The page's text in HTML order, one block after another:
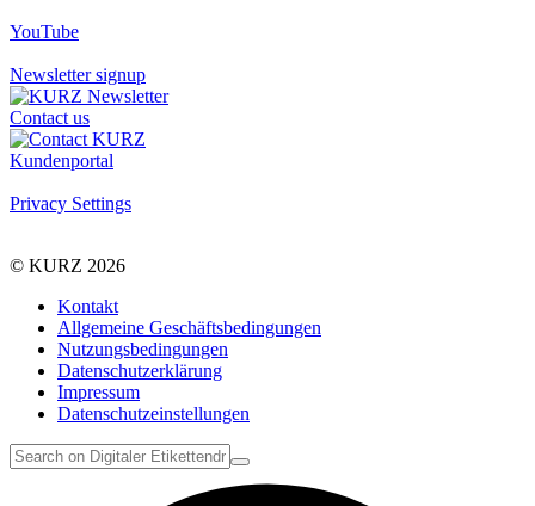
YouTube
Newsletter signup
Contact us
Kundenportal
Privacy Settings
© KURZ 2026
Kontakt
Allgemeine Geschäftsbedingungen
Nutzungsbedingungen
Datenschutzerklärung
Impressum
Datenschutzeinstellungen